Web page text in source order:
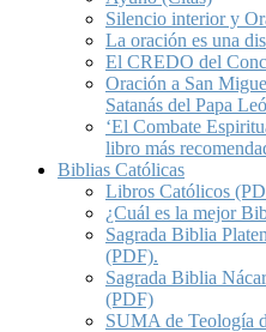
Silencio interior y
La oración es una
El CREDO del
Oración a San
Satanás del Papa
‘El Combate
libro más
Biblias Católicas
Libros Católicos
¿Cuál es la mejor
Sagrada Biblia
(PDF).
Sagrada Biblia
(PDF)
SUMA de Teología